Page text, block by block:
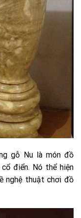
gỗ Nu là món đồ
điển. Nó thể hiện
nghệ thuật chơi đồ